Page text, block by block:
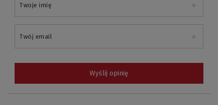
Twoje imię
Twój email
Wyślij opinię